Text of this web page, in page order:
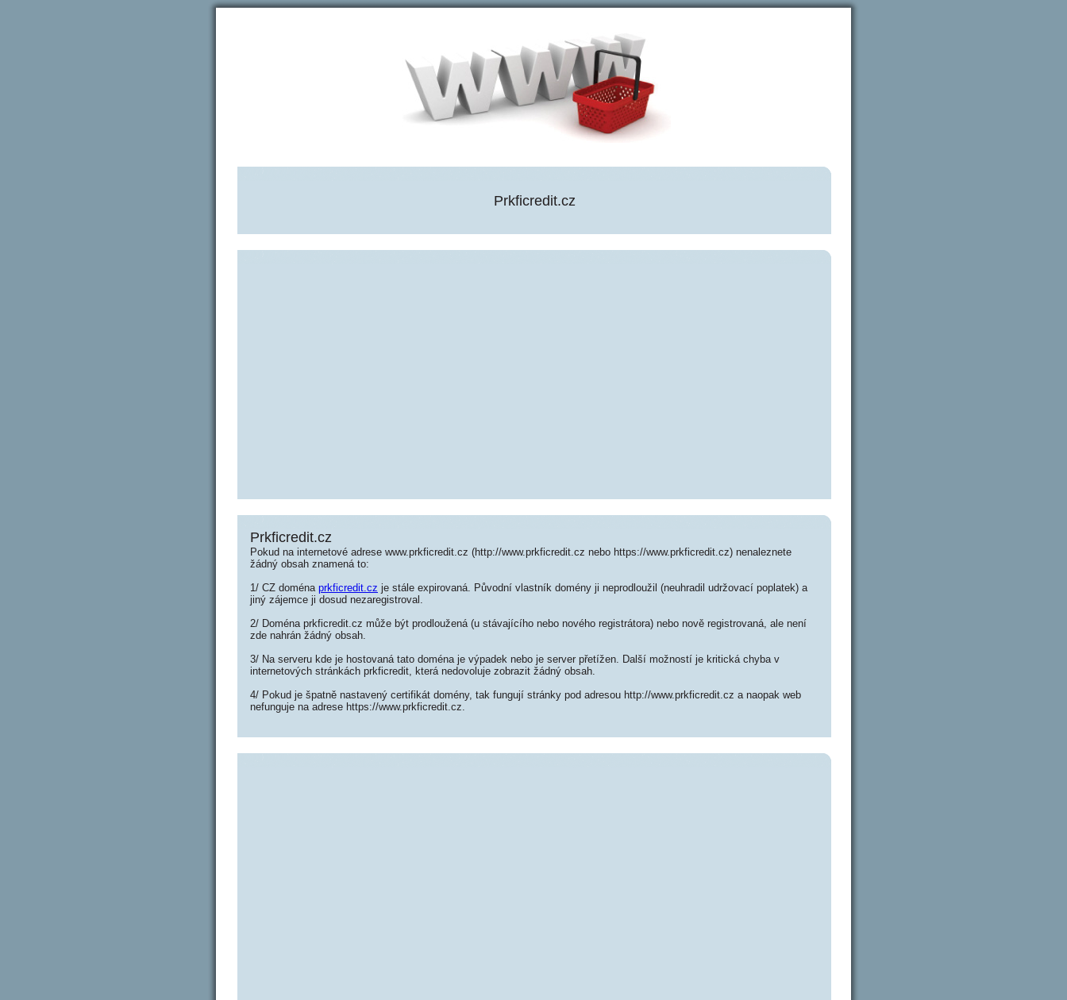
Prkficredit.cz
Prkficredit.cz
Pokud na internetové adrese www.prkficredit.cz (http://www.prkficredit.cz nebo https://www.prkficredit.cz) nenaleznete
žádný obsah znamená to:
1/ CZ doména prkficredit.cz je stále expirovaná. Původní vlastník domény ji neprodloužil (neuhradil udržovací poplatek) a
jiný zájemce ji dosud nezaregistroval.
2/ Doména prkficredit.cz může být prodloužená (u stávajícího nebo nového registrátora) nebo nově registrovaná, ale není
zde nahrán žádný obsah.
3/ Na serveru kde je hostovaná tato doména je výpadek nebo je server přetížen. Další možností je kritická chyba v
internetových stránkách prkficredit, která nedovoluje zobrazit žádný obsah.
4/ Pokud je špatně nastavený certifikát domény, tak fungují stránky pod adresou http://www.prkficredit.cz a naopak web
nefunguje na adrese https://www.prkficredit.cz.